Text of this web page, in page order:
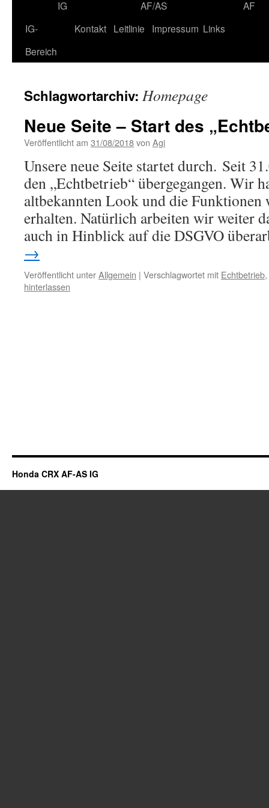
IG
AF/AS
AF
IG-
Bereich
Kontakt Leitlinie Impressum Links
Schlagwortarchiv: Homepage
Neue Seite – Start des
Veröffentlicht am 31/08/2018von Agi
Unsere neue Seite startet durch. Seit
den „Echtbetrieb“ übergegangen. Wir
altbekannten Look und die Funktionen
erhalten. Natürlich arbeiten wir weiter
auch in Hinblick auf die DSGVO
→
Veröffentlicht unterAllgemein | Verschlagwortet mit Echtbetrieb,
hinterlassen
Honda CRX AF-AS IG